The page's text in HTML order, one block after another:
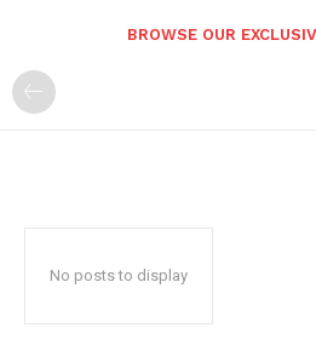
BROWSE OUR
No posts to display